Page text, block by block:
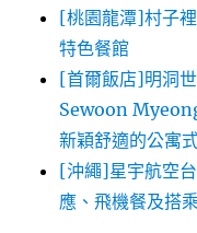
[桃園龍潭]村子
特色餐館
[首爾飯店]明洞
Sewoon
新穎舒適的公寓
[沖繩]星宇航空
應、飛機餐及搭